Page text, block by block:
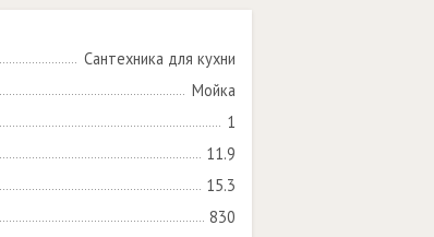
Сантехника для кухни
Мойка
1
11.9
15.3
830